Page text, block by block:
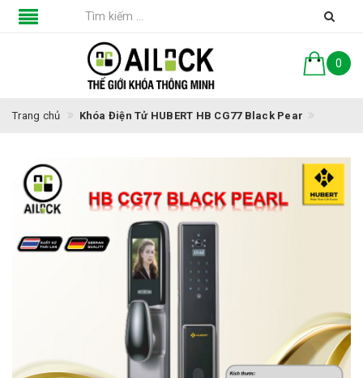
0
Trang chủ Khóa Điện Tử HUBERT HB CG77 Black Pear